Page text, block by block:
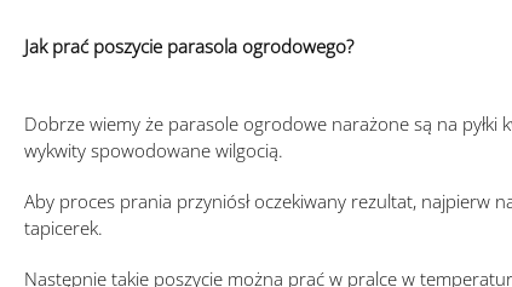
Jak prać poszycie parasola ogrodowego?
Dobrze wiemy że parasole ogrodowe narażone są na
wykwity spowodowane wilgocią.
Aby proces prania przyniósł oczekiwany rezultat, najpierw
tapicerek.
Następnie takie poszycie można prać w pralce w